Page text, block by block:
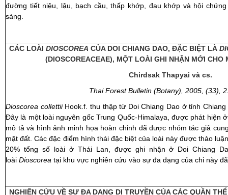
đường tiết niệu, lậu, bạch cầu, thấp khớp, đau khớp và hội
sàng.
CÁC LOÀI DIOSCOREA CỦA DOI CHIANG DAO, ĐẶC BIỆT LÀ
(DIOSCOREACEAE), MỘT LOÀI GHI NHẬN MỚI CHO
Chirdsak Thapyai và cs.
Thai Forest Bulletin (Botany), 2005, (33),
Dioscorea collettiiHook.f. thu thập từ Doi Chiang Dao ở tỉnh
Đây là một loài nguyên gốc Trung Quốc-Himalaya, được phát hiện
mô tả và hình ảnh minh họa hoàn chỉnh đã được nhóm tác giả
mặt đất. Các đặc điểm hình thái đặc biệt của loài này được thảo
20% tổng số loài ở Thái Lan, được ghi nhận ở Doi Chiang
loài Dioscorea tại khu vực nghiên cứu vào sự đa dạng của chi này
NGHIÊN CỨU VỀ SỰ ĐA DẠNG DI TRUYỀN CỦA CÁC QUẦN